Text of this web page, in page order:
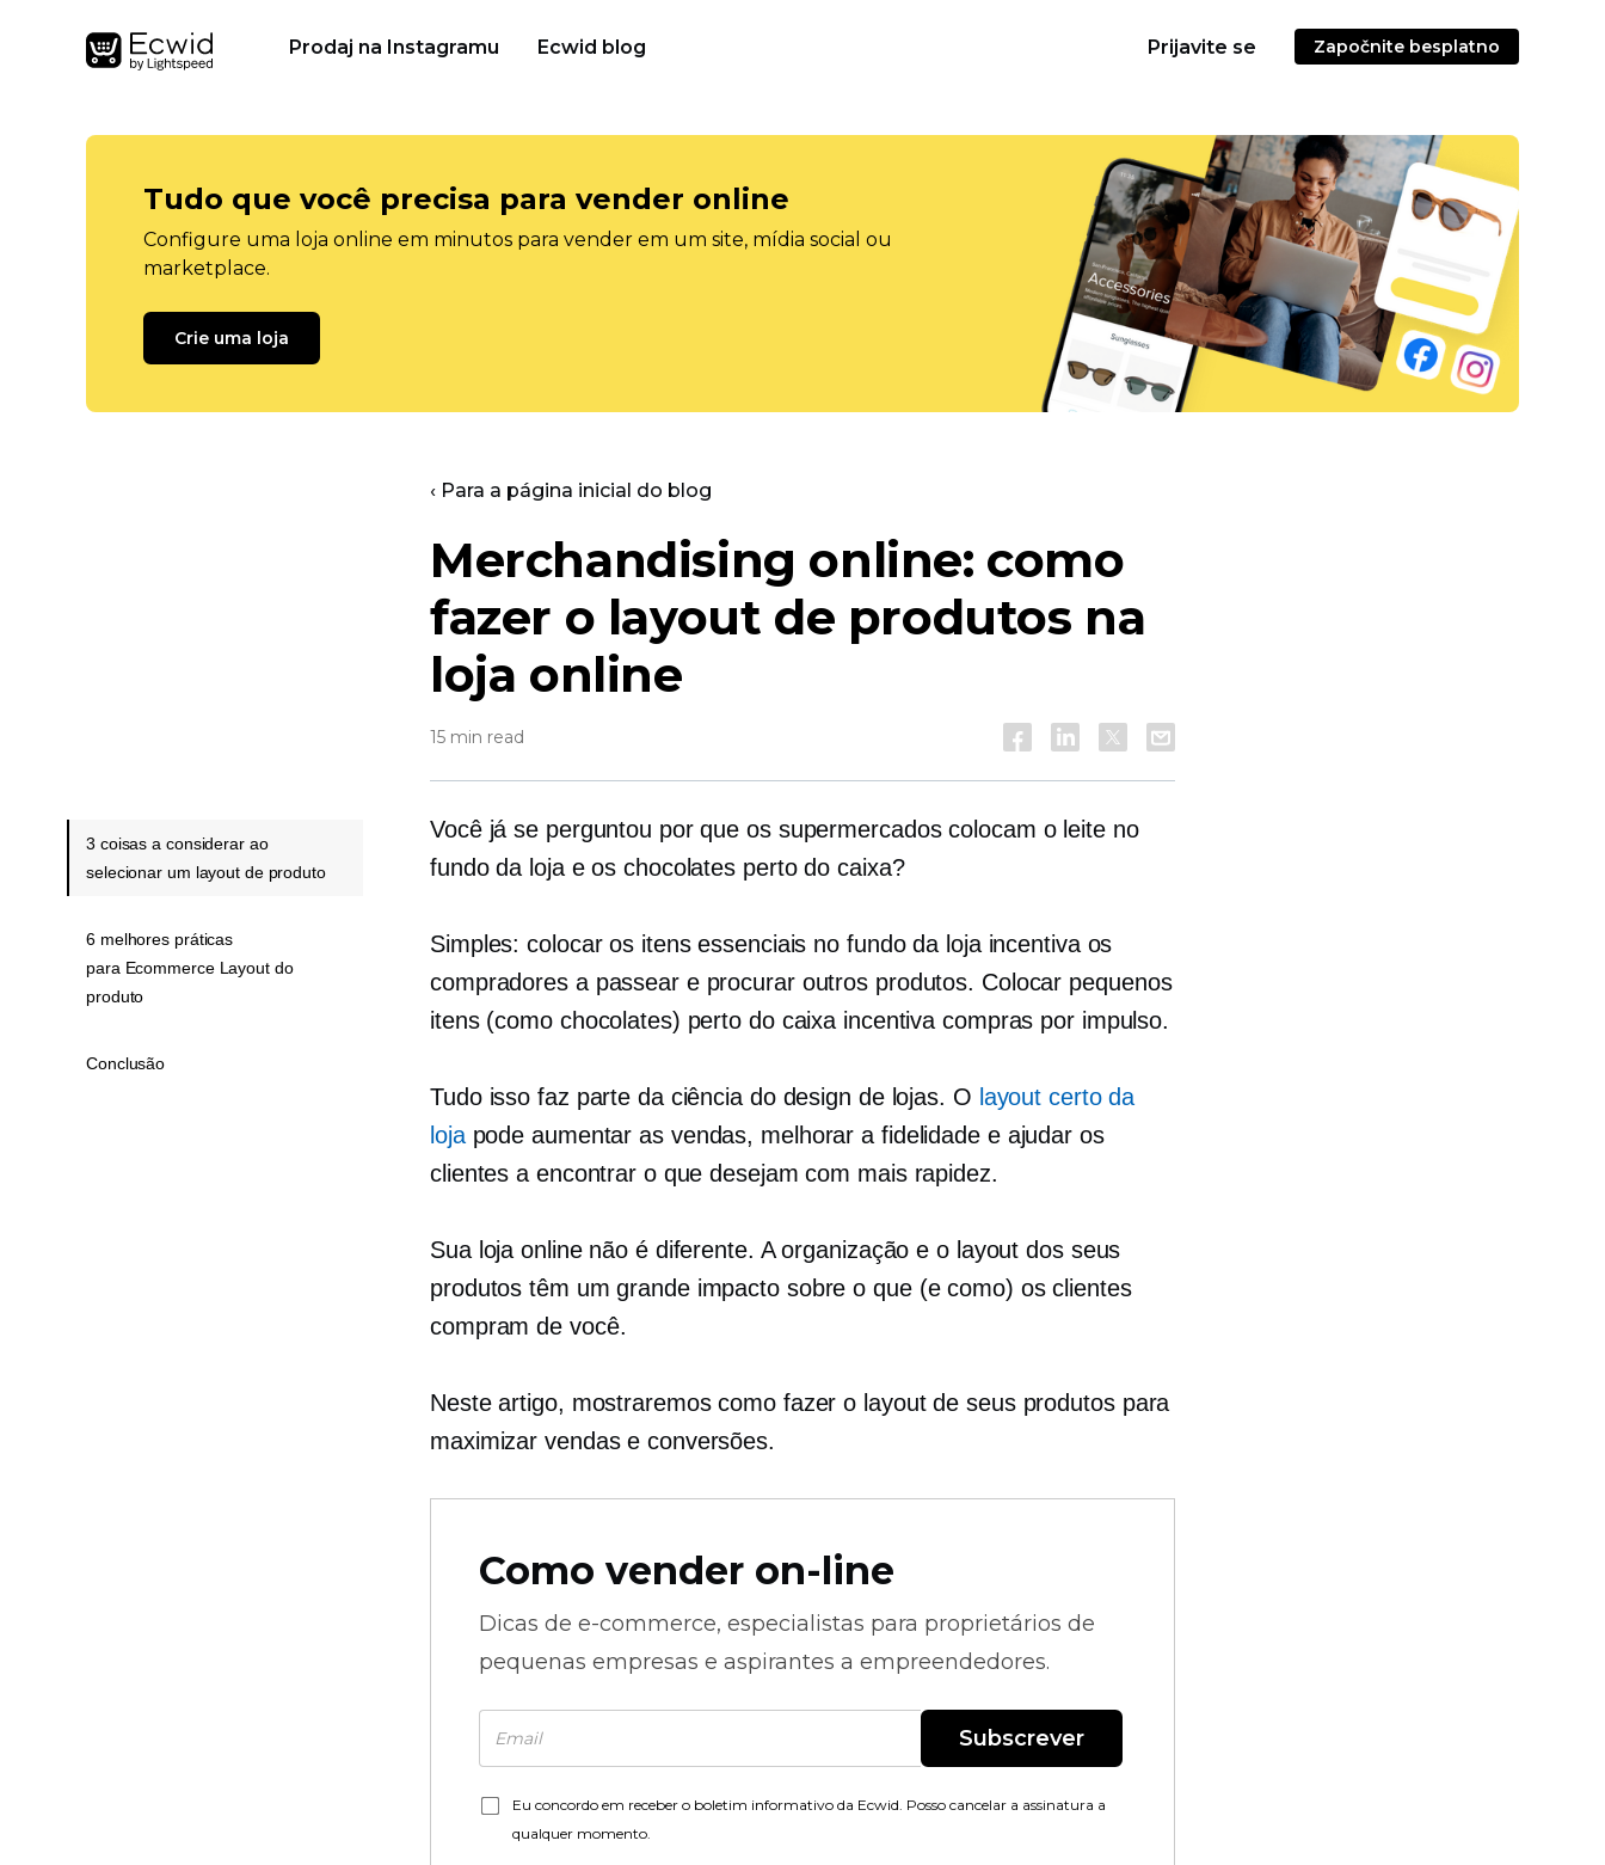
Prodaj na Instagramu Ecwid blog Prijavite se Započnite besplatno
Tudo que você precisa para vender online
Configure uma loja online em minutos para vender em um site, mídia social ou
marketplace.
Crie uma loja
‹ Para a página inicial do blog
Merchandising online: como
fazer o layout de produtos na
loja online
15 min read
Você já se perguntou por que os supermercados colocam o leite no
fundo da loja e os chocolates perto do caixa?
Simples: colocar os itens essenciais no fundo da loja incentiva os
compradores a passear e procurar outros produtos. Colocar pequenos
itens (como chocolates) perto do caixa incentiva compras por impulso.
Tudo isso faz parte da ciência do design de lojas. O layout certo da
lojapode aumentar as vendas, melhorar a fidelidade e ajudar os
clientes a encontrar o que desejam com mais rapidez.
Sua loja online não é diferente. A organização e o layout dos seus
produtos têm um grande impacto sobre o que (e como) os clientes
compram de você.
Neste artigo, mostraremos como fazer o layout de seus produtos para
maximizar vendas e conversões.
Como vender on-line
Dicas de e-commerce, especialistas para proprietários de
pequenas empresas e aspirantes a empreendedores.
Subscrever
Eu concordo em receber o boletim informativo da Ecwid. Posso cancelar a assinatura a
qualquer momento.
3 coisas a considerar ao
selecionar um layout de produto
6 melhores práticas
para Ecommerce Layout do
produto
Conclusão